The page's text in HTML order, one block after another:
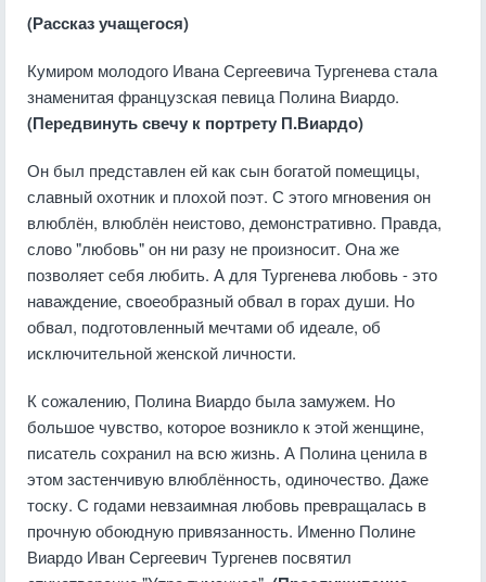
(Рассказ учащегося)
Кумиром молодого Ивана Сергеевича Тургенева стала
знаменитая французская певица Полина Виардо.
(Передвинуть свечу к портрету П.Виардо)
Он был представлен ей как сын богатой помещицы,
славный охотник и плохой поэт. С этого мгновения он
влюблён, влюблён неистово, демонстративно. Правда,
слово "любовь" он ни разу не произносит. Она же
позволяет себя любить. А для Тургенева любовь - это
наваждение, своеобразный обвал в горах души. Но
обвал, подготовленный мечтами об идеале, об
исключительной женской личности.
К сожалению, Полина Виардо была замужем. Но
большое чувство, которое возникло к этой женщине,
писатель сохранил на всю жизнь. А Полина ценила в
этом застенчивую влюблённость, одиночество. Даже
тоску. С годами невзаимная любовь превращалась в
прочную обоюдную привязанность. Именно Полине
Виардо Иван Сергеевич Тургенев посвятил